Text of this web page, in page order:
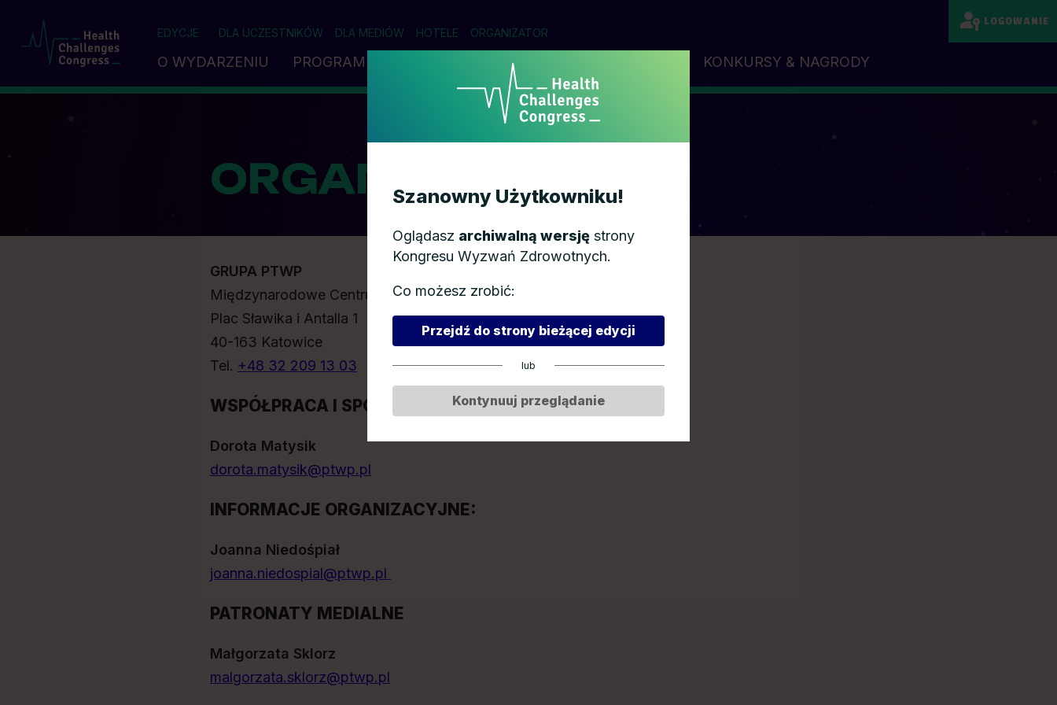
EDYCJE DLA UCZESTNIKÓW DLA MEDIÓW HOTELE ORGANIZATOR
O WYDARZENIU PROGRAM PARTNERZY KONKURSY & NAGRODY
LOGOWANIE
ORGANIZATOR
GRUPA PTWP
Międzynarodowe Centrum Kongresowe
Plac Sławika i Antalla 1
40-163 Katowice
Tel. +48 32 209 13 03
WSPÓŁPRACA I SPONSORING:
Dorota Matysik
dorota.matysik@ptwp.pl
INFORMACJE ORGANIZACYJNE:
Joanna Niedośpiał
joanna.niedospial@ptwp.pl
PATRONATY MEDIALNE
Małgorzata Sklorz
malgorzata.sklorz@ptwp.pl
Szanowny Użytkowniku!
Oglądasz archiwalną wersję strony
Kongresu Wyzwań Zdrowotnych.
Co możesz zrobić:
Przejdź do strony bieżącej edycji
lub
Kontynuuj przeglądanie